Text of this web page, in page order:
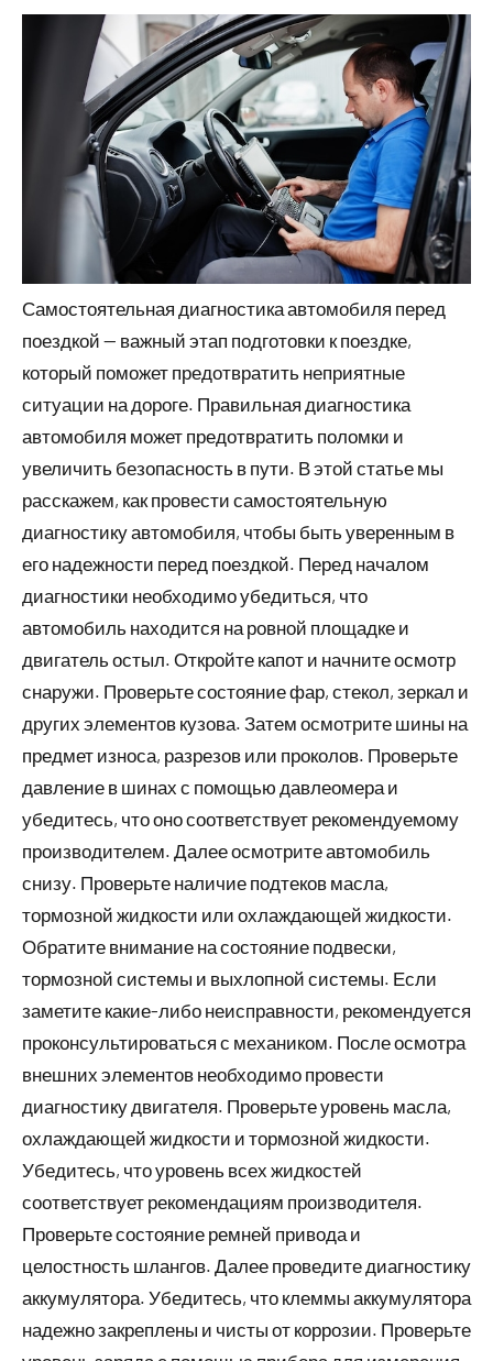
Самостоятельная диагностика автомобиля перед
поездкой — важный этап подготовки к поездке,
который поможет предотвратить неприятные
ситуации на дороге. Правильная диагностика
автомобиля может предотвратить поломки и
увеличить безопасность в пути. В этой статье мы
расскажем, как провести самостоятельную
диагностику автомобиля, чтобы быть уверенным в
его надежности перед поездкой. Перед началом
диагностики необходимо убедиться, что
автомобиль находится на ровной площадке и
двигатель остыл. Откройте капот и начните осмотр
снаружи. Проверьте состояние фар, стекол, зеркал и
других элементов кузова. Затем осмотрите шины на
предмет износа, разрезов или проколов. Проверьте
давление в шинах с помощью давлеомера и
убедитесь, что оно соответствует рекомендуемому
производителем. Далее осмотрите автомобиль
снизу. Проверьте наличие подтеков масла,
тормозной жидкости или охлаждающей жидкости.
Обратите внимание на состояние подвески,
тормозной системы и выхлопной системы. Если
заметите какие-либо неисправности, рекомендуется
проконсультироваться с механиком. После осмотра
внешних элементов необходимо провести
диагностику двигателя. Проверьте уровень масла,
охлаждающей жидкости и тормозной жидкости.
Убедитесь, что уровень всех жидкостей
соответствует рекомендациям производителя.
Проверьте состояние ремней привода и
целостность шлангов. Далее проведите диагностику
аккумулятора. Убедитесь, что клеммы аккумулятора
надежно закреплены и чисты от коррозии. Проверьте